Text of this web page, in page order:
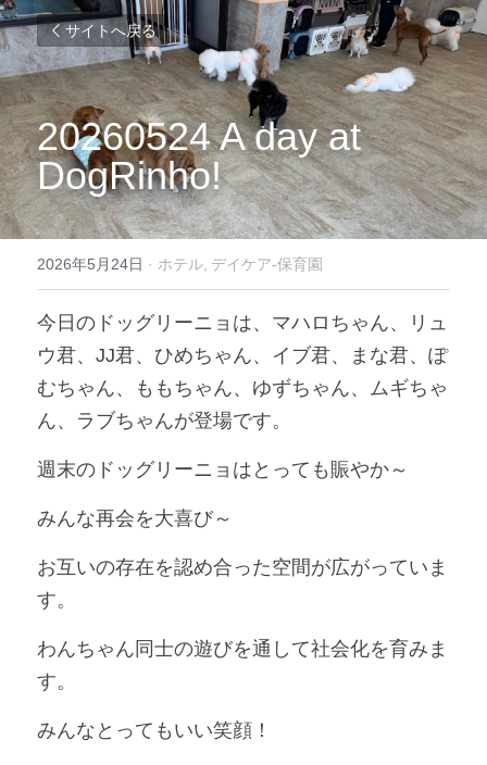
サイトへ戻る
20260524 A day at
DogRinho!
2026年5月24日 · ホテル, デイケア-保育園
今日のドッグリーニョは、マハロちゃん、リュ
ウ君、JJ君、ひめちゃん、イブ君、まな君、ぽ
むちゃん、ももちゃん、ゆずちゃん、ムギちゃ
ん、ラブちゃんが登場です。
週末のドッグリーニョはとっても賑やか～
みんな再会を大喜び～
お互いの存在を認め合った空間が広がっていま
す。
わんちゃん同士の遊びを通して社会化を育みま
す。
みんなとってもいい笑顔！